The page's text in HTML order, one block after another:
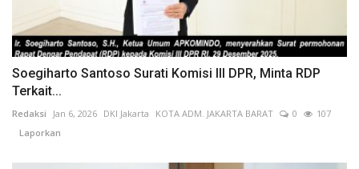
Soegiharto Santoso Surati Komisi III DPR, Minta RDP
Terkait...
Redaksi Jan 6, 2026 DKI Jakarta KOTA ADM. JAKARTA BARAT 0
107
Laporkan